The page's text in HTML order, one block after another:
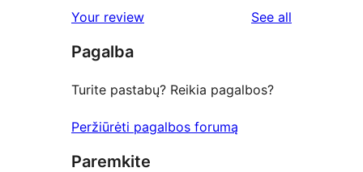
reviews
star
reviews
Your review See all
Pagalba
Turite pastabų? Reikia pagalbos?
Peržiūrėti pagalbos forumą
Paremkite